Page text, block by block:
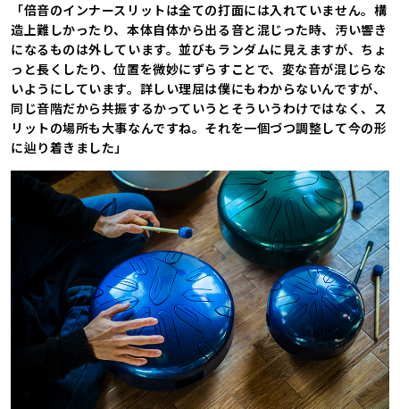
「倍音のインナースリットは全ての打面には入れていません。構
造上難しかったり、本体自体から出る音と混じった時、汚い響き
になるものは外しています。並びもランダムに見えますが、ちょ
っと長くしたり、位置を微妙にずらすことで、変な音が混じらな
いようにしています。詳しい理屈は僕にもわからないんですが、
同じ音階だから共振するかっていうとそういうわけではなく、ス
リットの場所も大事なんですね。それを一個づつ調整して今の形
に辿り着きました」